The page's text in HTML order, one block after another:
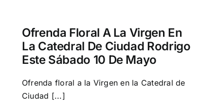
Ofrenda Floral A La Virgen En
La Catedral De Ciudad Rodrigo
Este Sábado 10 De Mayo
Ofrenda floral a la Virgen en la Catedral de
Ciudad [...]